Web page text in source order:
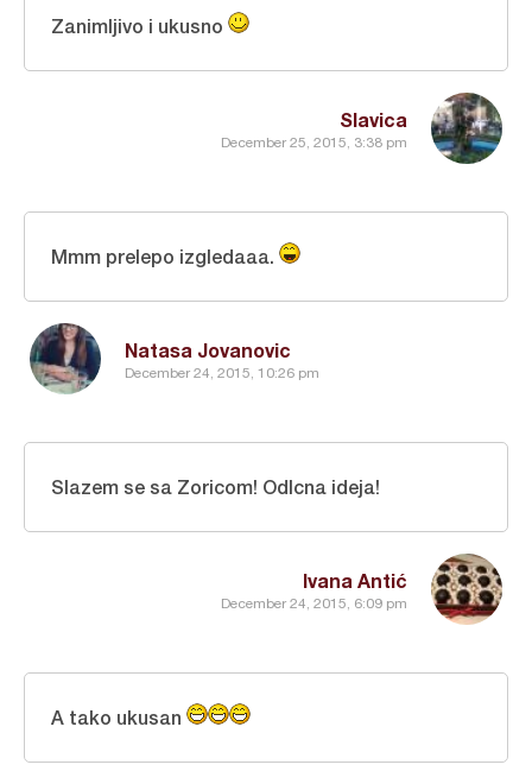
Slavica
December 25, 2015, 3:38 pm
Zanimljivo i ukusno
Natasa Jovanovic
December 24, 2015, 10:26 pm
Mmm prelepo izgledaaa.
Ivana Antić
December 24, 2015, 6:09 pm
Slazem se sa Zoricom! Odlcna ideja!
A tako ukusan